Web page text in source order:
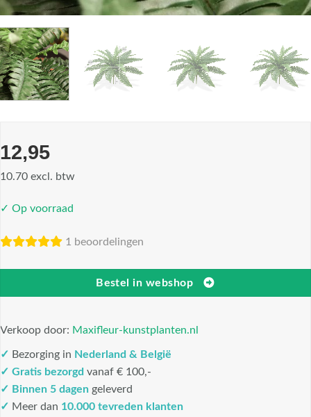
12,95
10.70 excl. btw
✓ Op voorraad
1 beoordelingen
Bestel in webshop
Verkoop door: Maxifleur-kunstplanten.nl
✓ Bezorging in Nederland & België
✓ Gratis bezorgd vanaf € 100,-
✓ Binnen 5 dagen geleverd
✓ Meer dan 10.000 tevreden klanten